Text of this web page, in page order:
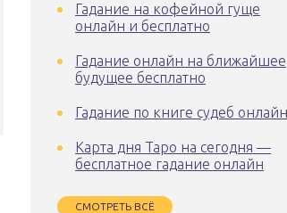
Гадание на кофейной гуще
онлайн и бесплатно
Гадание онлайн на ближайшее
будущее бесплатно
Гадание по книге судеб онлайн
Карта дня Таро на сегодня —
бесплатное гадание онлайн
СМОТРЕТЬ ВСЁ